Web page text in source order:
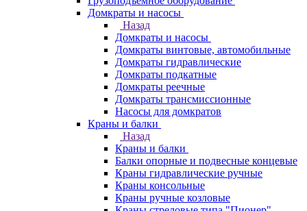
Домкраты и насосы
Назад
Домкраты и насосы
Домкраты винтовые, автомобильные
Домкраты гидравлические
Домкраты подкатные
Домкраты реечные
Домкраты трансмиссионные
Насосы для домкратов
Краны и балки
Назад
Краны и балки
Балки опорные и подвесные концевые
Краны гидравлические ручные
Краны консольные
Краны ручные козловые